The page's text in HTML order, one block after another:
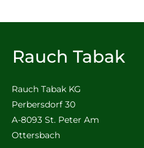
Rauch Tabak
Rauch Tabak KG
Perbersdorf 30
A-8093 St. Peter Am
Ottersbach